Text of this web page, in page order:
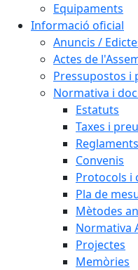
Equipaments
Informació oficial
Anuncis /
Actes de
Pressupostos i
Normativa i
Estatuts
Taxes i
Reglaments
Convenis
Protocols i
Pla de
Mètodes
Normativa
Projectes
Memòries